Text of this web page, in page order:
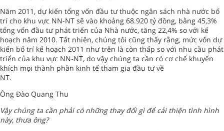
Năm 2011, dự kiến tổng vốn đầu tư thuộc ngân sách nhà nước bố
trí cho khu vực NN-NT sẽ vào khoảng 68.920 tỷ đồng, bằng 45,3%
tổng vốn đầu tư phát triển của Nhà nước, tăng 22,4% so với kế
hoạch năm 2010. Tất nhiên, chúng tôi cũng thấy rằng, mức vốn dự
kiến bố trí kế hoạch 2011 như trên là còn thấp so với nhu cầu phát
triển của khu vực NN-NT, do vậy chúng ta cần có cơ chế khuyến
khích mọi thành phần kinh tế tham gia đầu tư về
NT.
Ông Đào Quang Thu
Vậy chúng ta cần phải có những thay đổi gì để cải thiện tình hình
này, thưa ông?